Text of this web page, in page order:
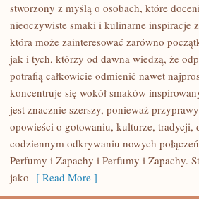
PORADNIK
PERFUMERYJNY
stworzony z myślą o osobach, które
nieoczywiste smaki i kulinarne inspiracje
która może zainteresować zarówno
jak i tych, którzy od dawna wiedzą, że
potrafią całkowicie odmienić nawet
koncentruje się wokół smaków
jest znacznie szerszy, ponieważ
opowieści o gotowaniu, kulturze, tradycji,
codziennym odkrywaniu nowych
Perfumy i Zapachy i Perfumy i Zapachy.
jako [ Read More ]